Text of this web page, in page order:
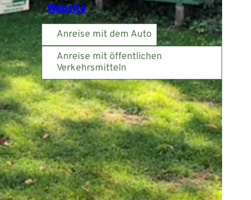
Website
Anreise mit dem Auto
Anreise mit öffentlichen
Verkehrsmitteln